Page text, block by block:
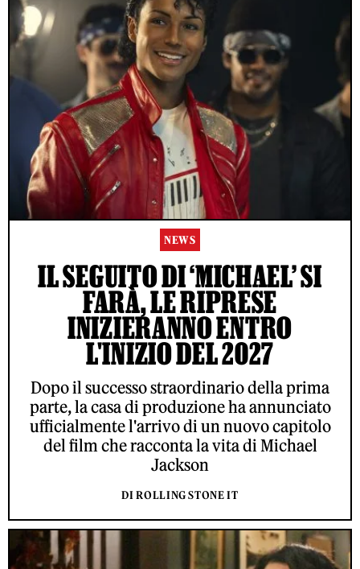
NEWS
IL SEGUITO DI ‘MICHAEL’ SI
FARÀ, LE RIPRESE
INIZIERANNO ENTRO
L'INIZIO DEL 2027
Dopo il successo straordinario della prima
parte, la casa di produzione ha annunciato
ufficialmente l'arrivo di un nuovo capitolo
del film che racconta la vita di Michael
Jackson
DI ROLLING STONE IT